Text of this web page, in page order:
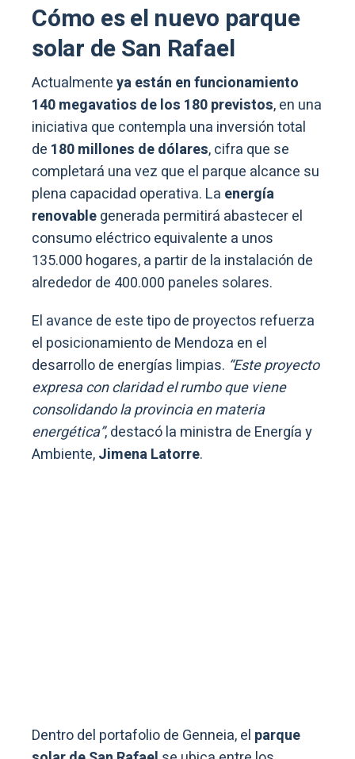
Cómo es el nuevo parque
solar de San Rafael
Actualmenteya están en funcionamiento
140 megavatios de los 180 previstos, en una
iniciativa que contempla una inversión total
de 180 millones de dólares, cifra que se
completará una vez que el parque alcance su
plena capacidad operativa. La energía
renovablegenerada permitirá abastecer el
consumo eléctrico equivalente a unos
135.000 hogares, a partir de la instalación de
alrededor de 400.000 paneles solares.
El avance de este tipo de proyectos refuerza
el posicionamiento de Mendoza en el
desarrollo de energías limpias. “Este proyecto
expresa con claridad el rumbo que viene
consolidando la provincia en materia
energética”, destacó la ministra de Energía y
Ambiente,Jimena Latorre.
Dentro del portafolio de Genneia, el parque